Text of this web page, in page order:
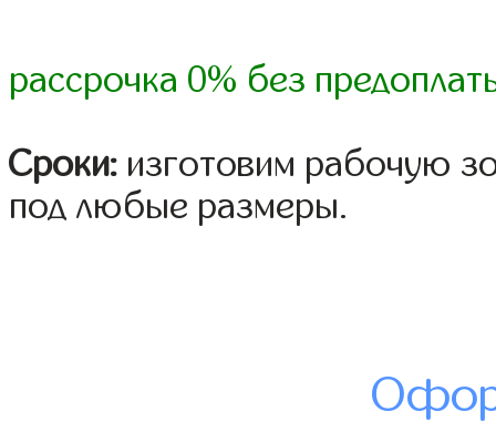
рассрочка 0% без
Сроки: изготовим рабочую
под любые размеры.